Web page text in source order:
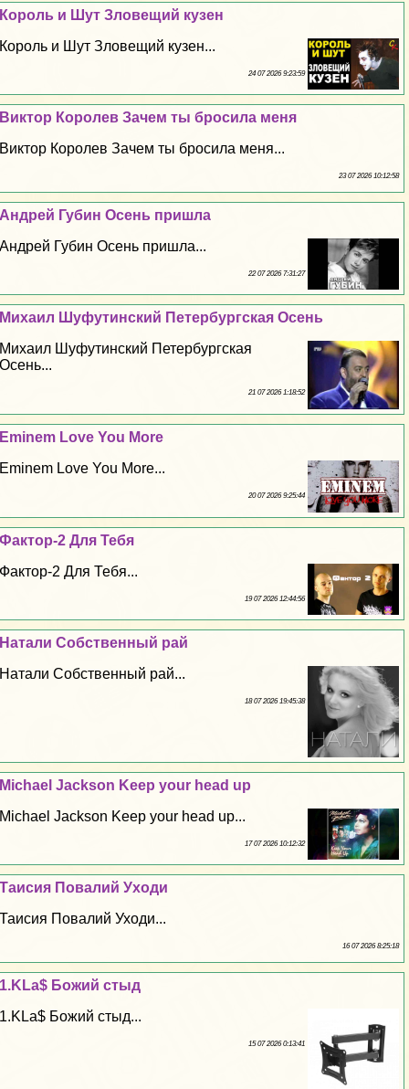
Король и Шут Зловещий кузен
Король и Шут Зловещий кузен...
24 07 2026 9:23:59
Виктор Королев Зачем ты бросила меня
Виктор Королев Зачем ты бросила меня...
23 07 2026 10:12:58
Андрей Губин Осень пришла
Андрей Губин Осень пришла...
22 07 2026 7:31:27
Михаил Шуфутинский Петербургская Осень
Михаил Шуфутинский Петербургская
Осень...
21 07 2026 1:18:52
Eminem Love You More
Eminem Love You More...
20 07 2026 9:25:44
Фактор-2 Для Тебя
Фактор-2 Для Тебя...
19 07 2026 12:44:56
Натали Собственный рай
Натали Собственный рай...
18 07 2026 19:45:38
Michael Jackson Keep your head up
Michael Jackson Keep your head up...
17 07 2026 10:12:32
Таисия Повалий Уходи
Таисия Повалий Уходи...
16 07 2026 8:25:18
1.KLa$ Божий cтыд
1.KLa$ Божий cтыд...
15 07 2026 0:13:41